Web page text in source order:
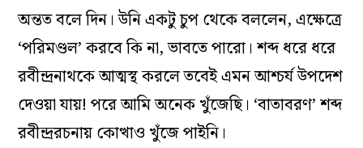
অন্তত বলে দিন। উনি একটু চুপ থেকে বললেন, এক্ষেত্রে
‘পরিমণ্ডল’ করবে কি না, ভাবতে পারো। শব্দ ধরে ধরে
রবীন্দ্রনাথকে আত্মস্থ করলে তবেই এমন আশ্চর্য উপদেশ
দেওয়া যায়! পরে আমি অনেক খুঁজেছি। ‘বাতাবরণ’ শব্দ
রবীন্দ্ররচনায় কোত্থাও খুঁজে পাইনি।